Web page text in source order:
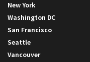
New York
Washington DC
San Francisco
Seattle
Vancouver